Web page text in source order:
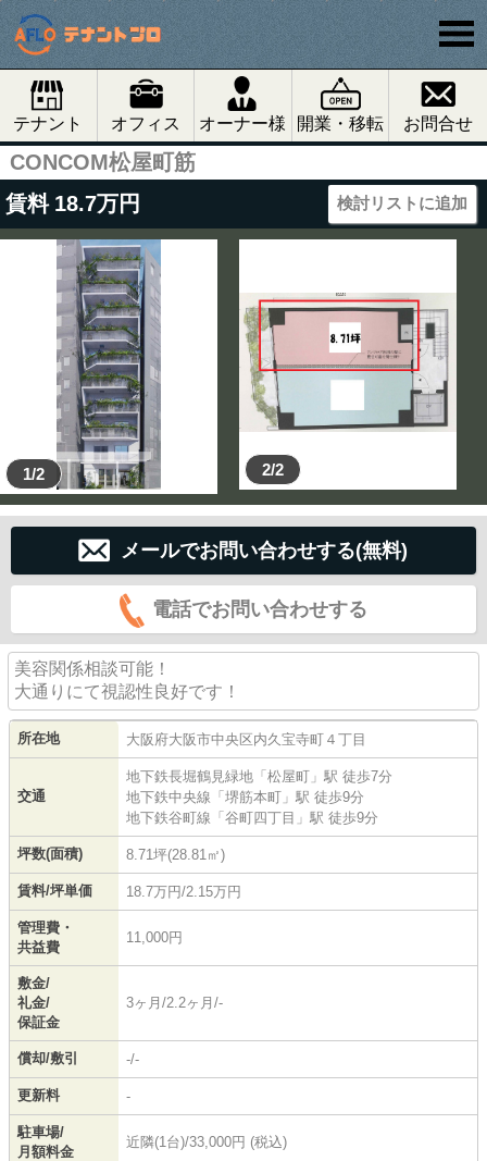
テナント オフィス オーナー様 開業・移転 お問合せ
CONCOM松屋町筋
賃料 18.7万円 検討リストに追加
1/2 2/2
メールでお問い合わせする(無料)
電話でお問い合わせする
美容関係相談可能！
大通りにて視認性良好です！
所在地 大阪府大阪市中央区内久宝寺町 ４丁目
交通
地下鉄長堀鶴見緑地 「松屋町 」駅 徒歩7分
地下鉄中央線 「堺筋本町 」駅 徒歩9分
地下鉄谷町線 「谷町四丁目 」駅 徒歩9分
坪数(面積) 8.71坪(28.81㎡)
賃料/坪単価 18.7万円/2.15万円
管理費・
共益費
11,000円
敷金/
礼金/
保証金
3ヶ月/2.2ヶ月/-
償却/敷引 -/-
更新料 -
駐車場/
月額料金
近隣(1台)/33,000円 (税込)